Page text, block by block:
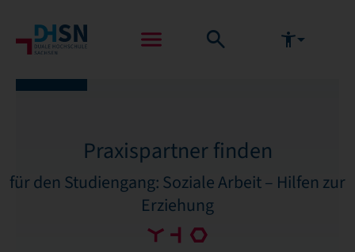
Praxispartner finden
für den Studiengang: Soziale Arbeit – Hilfen zur
Erziehung